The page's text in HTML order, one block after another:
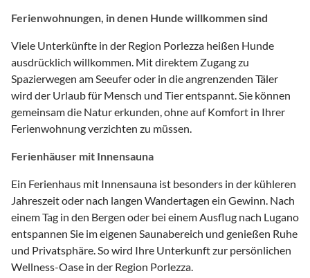
Ferienwohnungen, in denen Hunde willkommen sind
Viele Unterkünfte in der Region Porlezza heißen Hunde
ausdrücklich willkommen. Mit direktem Zugang zu
Spazierwegen am Seeufer oder in die angrenzenden Täler
wird der Urlaub für Mensch und Tier entspannt. Sie können
gemeinsam die Natur erkunden, ohne auf Komfort in Ihrer
Ferienwohnung verzichten zu müssen.
Ferienhäuser mit Innensauna
Ein Ferienhaus mit Innensauna ist besonders in der kühleren
Jahreszeit oder nach langen Wandertagen ein Gewinn. Nach
einem Tag in den Bergen oder bei einem Ausflug nach Lugano
entspannen Sie im eigenen Saunabereich und genießen Ruhe
und Privatsphäre. So wird Ihre Unterkunft zur persönlichen
Wellness-Oase in der Region Porlezza.